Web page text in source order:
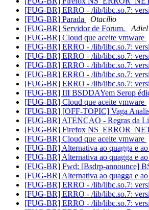
[FUG-BR] ERRO - /lib/libc.so.7:
[FUG-BR] Parada
Otacílio
[FUG-BR] Servidor de Forum.
[FUG-BR] Cloud que aceite vmware
[FUG-BR] ERRO - /lib/libc.so.7:
[FUG-BR] ERRO - /lib/libc.so.7:
[FUG-BR] ERRO - /lib/libc.so.7:
[FUG-BR] ERRO - /lib/libc.so.7:
[FUG-BR] ERRO - /lib/libc.so.7:
[FUG-BR] III BSDDAYem Serop
[FUG-BR] Cloud que aceite vmware
[FUG-BR] [OFF-TOPIC] Vaga
[FUG-BR] ATENCAO - Regras da
[FUG-BR] Firefox
[FUG-BR] Cloud que aceite vmware
[FUG-BR] Alternativa ao quagga e
[FUG-BR] Alternativa ao quagga e
[FUG-BR] Fwd: [Bsdrp-announce]
[FUG-BR] Alternativa ao quagga e
[FUG-BR] ERRO - /lib/libc.so.7:
[FUG-BR] ERRO - /lib/libc.so.7:
[FUG-BR] ERRO - /lib/libc.so.7: